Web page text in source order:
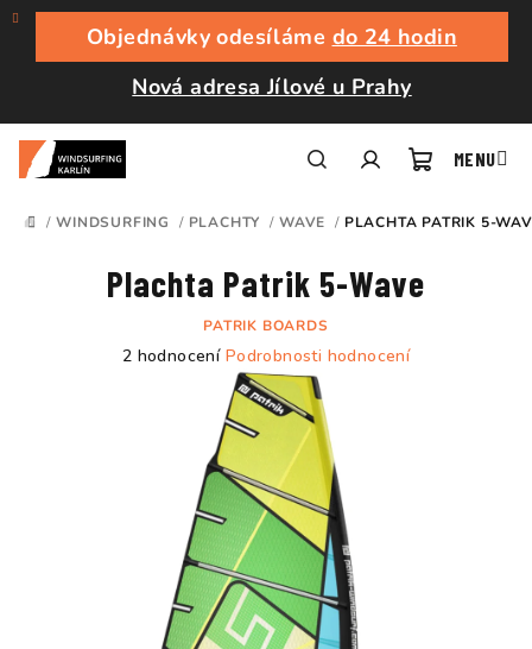
Přejít
obsah
Objednávky odesíláme do 24 hodin
Nová adresa Jílové u Prahy
DOMŮ
/ WINDSURFING / PLACHTY / WAVE / PLACHTA PATRIK 5-
Plachta Patrik 5-Wave
PATRIK BOARDS
Průměrné
hvězdiček.
2 hodnocení Podrobnosti hodnocení